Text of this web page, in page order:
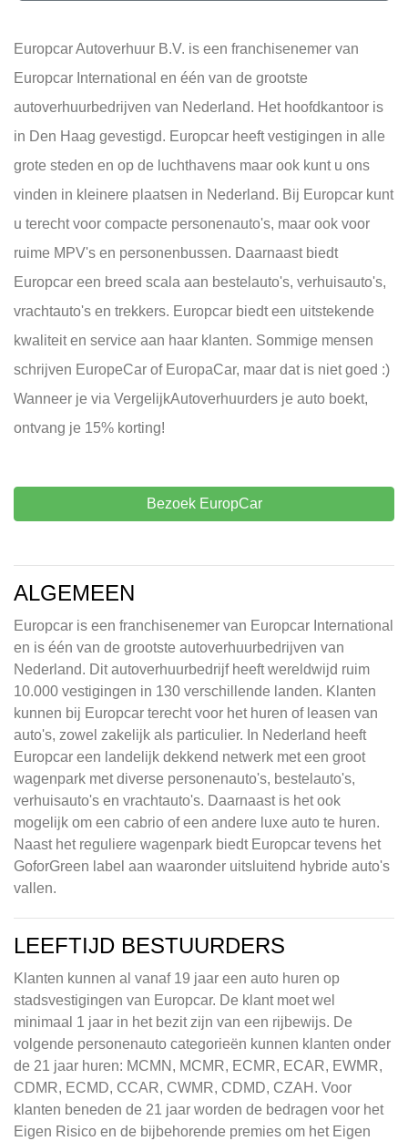
Europcar Autoverhuur B.V. is een franchisenemer van
Europcar International en één van de grootste
autoverhuurbedrijven van Nederland. Het hoofdkantoor is
in Den Haag gevestigd. Europcar heeft vestigingen in alle
grote steden en op de luchthavens maar ook kunt u ons
vinden in kleinere plaatsen in Nederland. Bij Europcar kunt
u terecht voor compacte personenauto's, maar ook voor
ruime MPV's en personenbussen. Daarnaast biedt
Europcar een breed scala aan bestelauto's, verhuisauto's,
vrachtauto's en trekkers. Europcar biedt een uitstekende
kwaliteit en service aan haar klanten. Sommige mensen
schrijven EuropeCar of EuropaCar, maar dat is niet goed :)
Wanneer je via VergelijkAutoverhuurders je auto boekt,
ontvang je 15% korting!
Bezoek EuropCar
ALGEMEEN
Europcar is een franchisenemer van Europcar International
en is één van de grootste autoverhuurbedrijven van
Nederland. Dit autoverhuurbedrijf heeft wereldwijd ruim
10.000 vestigingen in 130 verschillende landen. Klanten
kunnen bij Europcar terecht voor het huren of leasen van
auto's, zowel zakelijk als particulier. In Nederland heeft
Europcar een landelijk dekkend netwerk met een groot
wagenpark met diverse personenauto's, bestelauto's,
verhuisauto's en vrachtauto's. Daarnaast is het ook
mogelijk om een cabrio of een andere luxe auto te huren.
Naast het reguliere wagenpark biedt Europcar tevens het
GoforGreen label aan waaronder uitsluitend hybride auto's
vallen.
LEEFTIJD BESTUURDERS
Klanten kunnen al vanaf 19 jaar een auto huren op
stadsvestigingen van Europcar. De klant moet wel
minimaal 1 jaar in het bezit zijn van een rijbewijs. De
volgende personenauto categorieën kunnen klanten onder
de 21 jaar huren: MCMN, MCMR, ECMR, ECAR, EWMR,
CDMR, ECMD, CCAR, CWMR, CDMD, CZAH. Voor
klanten beneden de 21 jaar worden de bedragen voor het
Eigen Risico en de bijbehorende premies om het Eigen